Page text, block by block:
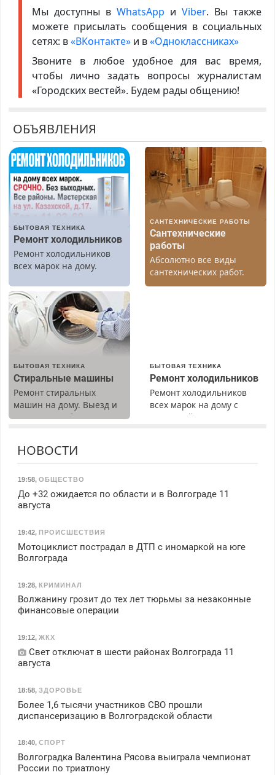
Мы доступны в WhatsApp иViber. Вы также
можете присылать сообщения в социальных
сетях: в«ВКонтакте»и в«Одноклассниках»
Звоните в любое удобное для вас время,
чтобы лично задать вопросы журналистам
«Городских вестей». Будем рады общению!
ОБЪЯВЛЕНИЯ
БЫТОВАЯ ТЕХНИКА
Ремонт холодильников
Ремонт холодильников
всех марок на дому.
САНТЕХНИЧЕСКИЕ РАБОТЫ
Сантехнические
работы
Абсолютно все виды
сантехнических работ.
Быстро. Качественно.
БЫТОВАЯ ТЕХНИКА
Стиральные машины
Ремонт стиральных
машин на дому. Выезд и
диагностика бесплатно.
БЫТОВАЯ ТЕХНИКА
Ремонт холодильников
Ремонт холодильников
всех марок на дому с
гарантией. Замена
Вызов бесплатный.
НОВОСТИ
19:58, ОБЩЕСТВО
До +32 ожидается по области и в Волгограде 11
августа
19:42, ПРОИСШЕСТВИЯ
Мотоциклист пострадал в ДТП с иномаркой на юге
Волгограда
19:28, КРИМИНАЛ
Волжанину грозит до тех лет тюрьмы за незаконные
финансовые операции
19:12, ЖКХ
Свет отключат в шести районах Волгограда 11
августа
18:58, ЗДОРОВЬЕ
Более 1,6 тысячи участников СВО прошли
диспансеризацию в Волгоградской области
18:40, СПОРТ
Волгоградка Валентина Рясова выиграла чемпионат
России по триатлону